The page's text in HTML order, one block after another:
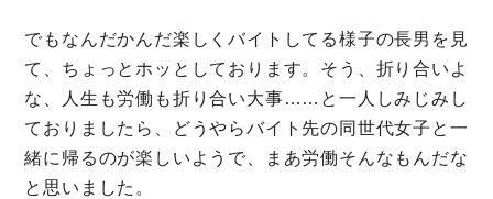
でもなんだかんだ楽しくバイトしてる様子の長男を見
て、ちょっとホッとしております。そう、折り合いよ
な、人生も労働も折り合い大事……と一人しみじみし
ておりましたら、どうやらバイト先の同世代女子と一
緒に帰るのが楽しいようで、まあ労働そんなもんだな
と思いました。